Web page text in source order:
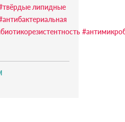
липидные